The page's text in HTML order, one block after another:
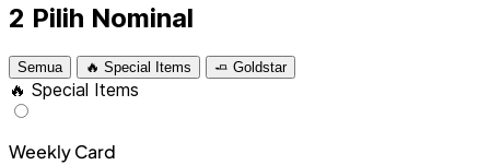
2 Pilih Nominal
Semua 🔥 Special Items 🧈 Goldstar
🔥 Special Items
Weekly Card